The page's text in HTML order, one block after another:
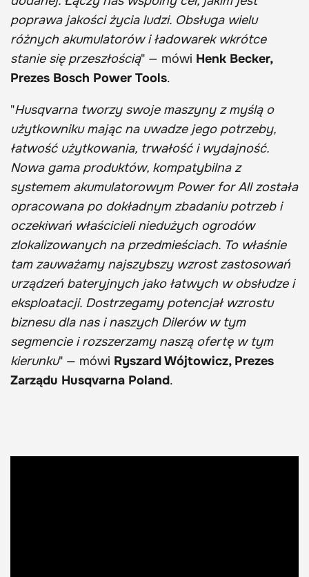
poprawa jakości życia ludzi. Obsługa wielu
różnych akumulatorów i ładowarek wkrótce
stanie się przeszłością" — mówi Henk Becker,
Prezes Bosch Power Tools.
"Husqvarna tworzy swoje maszyny z myślą o
użytkowniku mając na uwadze jego potrzeby,
łatwość użytkowania, trwałość i wydajność.
Nowa gama produktów, kompatybilna z
systemem akumulatorowym Power for All została
opracowana po dokładnym zbadaniu potrzeb i
oczekiwań właścicieli niedużych ogrodów
zlokalizowanych na przedmieściach. To właśnie
tam zauważamy najszybszy wzrost zastosowań
urządzeń bateryjnych jako łatwych w obsłudze i
eksploatacji. Dostrzegamy potencjał wzrostu
biznesu dla nas i naszych Dilerów w tym
segmencie i rozszerzamy naszą ofertę w tym
kierunku" — mówi Ryszard Wójtowicz, Prezes
Zarządu Husqvarna Poland.